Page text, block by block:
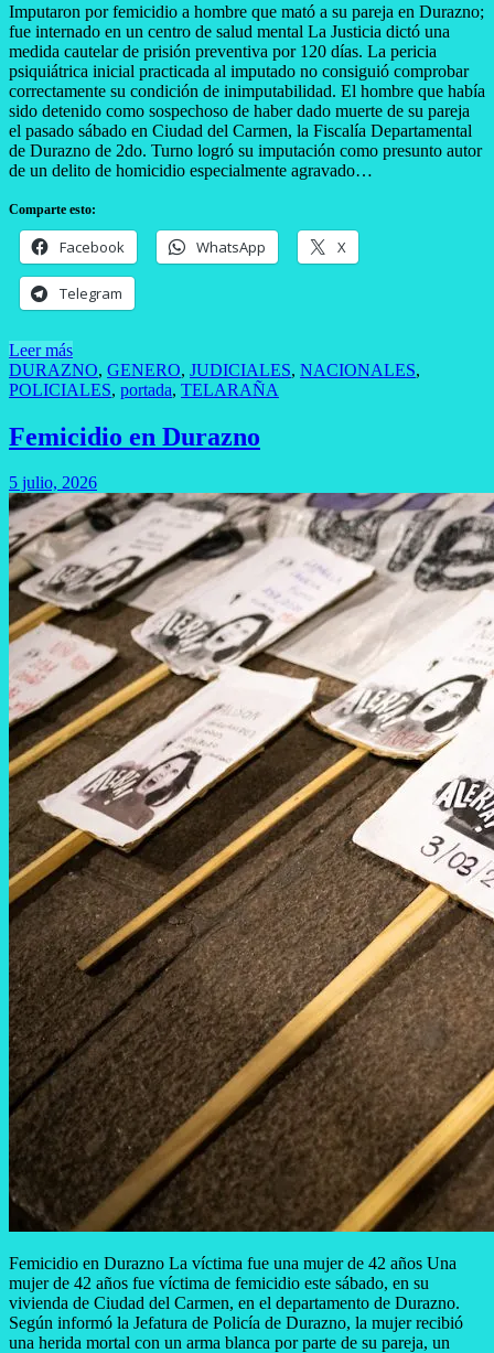
Imputaron por femicidio a hombre que mató a su pareja en Durazno;
fue internado en un centro de salud mental La Justicia dictó una
medida cautelar de prisión preventiva por 120 días. La pericia
psiquiátrica inicial practicada al imputado no consiguió comprobar
correctamente su condición de inimputabilidad. El hombre que había
sido detenido como sospechoso de haber dado muerte de su pareja
el pasado sábado en Ciudad del Carmen, la Fiscalía Departamental
de Durazno de 2do. Turno logró su imputación como presunto autor
de un delito de homicidio especialmente agravado…
Comparte esto:
Facebook WhatsApp X
Telegram
Leer más
DURAZNO, GENERO, JUDICIALES, NACIONALES,
POLICIALES, portada, TELARAÑA
Femicidio en Durazno
5 julio, 2026
Femicidio en Durazno La víctima fue una mujer de 42 años Una
mujer de 42 años fue víctima de femicidio este sábado, en su
vivienda de Ciudad del Carmen, en el departamento de Durazno.
Según informó la Jefatura de Policía de Durazno, la mujer recibió
una herida mortal con un arma blanca por parte de su pareja, un